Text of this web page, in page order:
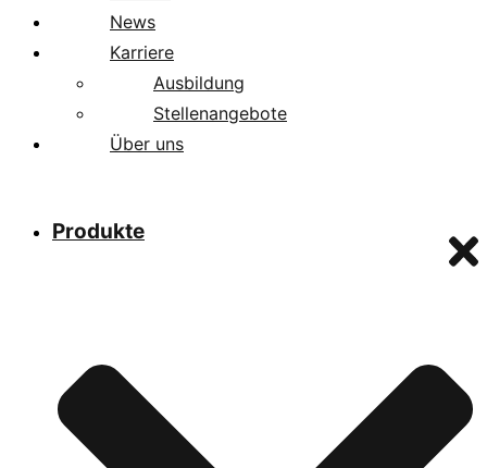
News
Karriere
Ausbildung
Stellenangebote
Über uns
Produkte